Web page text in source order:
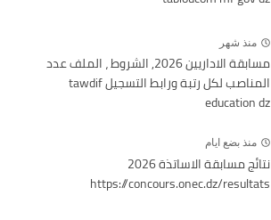
منذ شهر
مسابقة الاداريين 2026, الشروط ، الملف عدد
المناصب لكل رتبة ورابط التسجيل tawdif
education dz
منذ بضع ايام
نتائج مسابقة الاساتذة 2026
https://concours.onec.dz/resultats